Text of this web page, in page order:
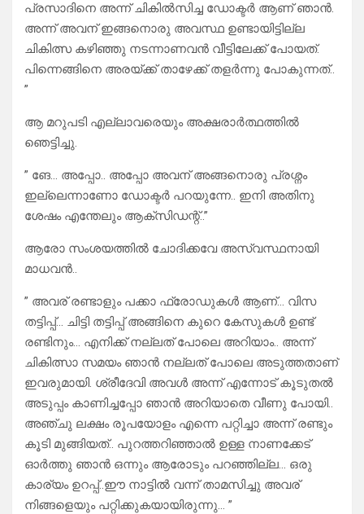
പ്രസാദിനെ അന്ന് ചികിൽസിച്ച ഡോക്ടർ ആണ് ഞാൻ.
അന്ന് അവന് ഇങ്ങനൊരു അവസ്ഥ ഉണ്ടായിട്ടില്ല
ചികിത്സ കഴിഞ്ഞു നടന്നാണവൻ വീട്ടിലേക്ക് പോയത്.
പിന്നെങ്ങിനെ അരയ്ക്ക് താഴേക്ക് തളർന്നു പോകുന്നത്..
”
ആ മറുപടി എല്ലാവരെയും അക്ഷരാർത്ഥത്തിൽ
ഞെട്ടിച്ചു.
” ങേ… അപ്പോ.. അപ്പോ അവന് അങ്ങനൊരു പ്രശ്നം
ഇല്ലെന്നാണോ ഡോക്ടർ പറയുന്നേ.. ഇനി അതിനു
ശേഷം എന്തേലും ആക്‌സിഡന്റ്..”
ആരോ സംശയത്തിൽ ചോദിക്കവേ അസ്വസ്ഥനായി
മാധവൻ..
” അവര് രണ്ടാളും പക്കാ ഫ്രോഡുകൾ ആണ്… വിസ
തട്ടിപ്പ്… ചിട്ടി തട്ടിപ്പ് അങ്ങിനെ കുറെ കേസുകൾ ഉണ്ട്
രണ്ടിനും… എനിക്ക് നല്ലത് പോലെ അറിയാം.. അന്ന്
ചികിത്സാ സമയം ഞാൻ നല്ലത് പോലെ അടുത്തതാണ്
ഇവരുമായി. ശ്രീദേവി അവൾ അന്ന് എന്നോട് കൂടുതൽ
അടുപ്പം കാണിച്ചപ്പോ ഞാൻ അറിയാതെ വീണു പോയി..
അഞ്ചു ലക്ഷം രൂപയോളം എന്നെ പറ്റിച്ചാ അന്ന് രണ്ടും
കൂടി മുങ്ങിയത്.. പുറത്തറിഞ്ഞാൽ ഉള്ള നാണക്കേട്
ഓർത്തു ഞാൻ ഒന്നും ആരോടും പറഞ്ഞില്ല… ഒരു
കാര്യം ഉറപ്പ്..ഈ നാട്ടിൽ വന്ന് താമസിച്ചു അവര്
നിങ്ങളെയും പറ്റിക്കുകയായിരുന്നു… ”